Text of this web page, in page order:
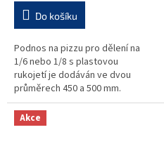
Do košíku
Podnos na pizzu pro dělení na
1/6 nebo 1/8 s plastovou
rukojetí je dodáván ve dvou
průměrech 450 a 500 mm.
Akce